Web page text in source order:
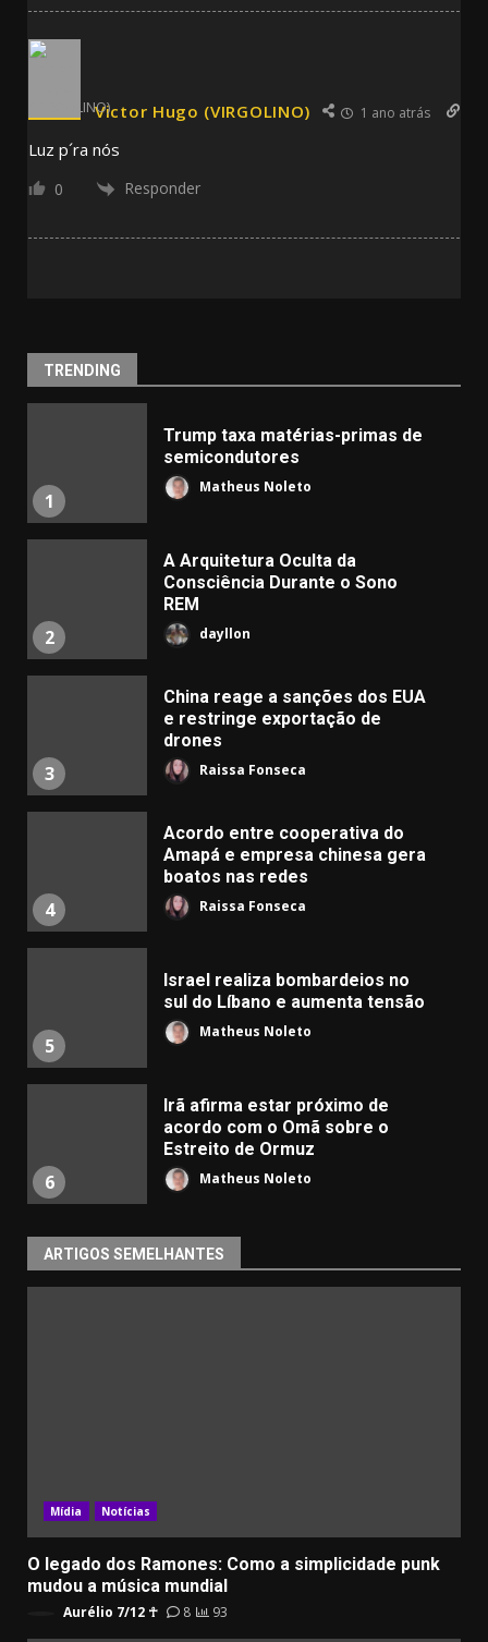
Victor Hugo (VIRGOLINO) 1 ano atrás
Luz p´ra nós
0 Responder
TRENDING
1
Trump taxa matérias-primas de
semicondutores
Matheus Noleto
2
A Arquitetura Oculta da
Consciência Durante o Sono
REM
dayllon
3
China reage a sanções dos EUA
e restringe exportação de
drones
Raissa Fonseca
4
Acordo entre cooperativa do
Amapá e empresa chinesa gera
boatos nas redes
Raissa Fonseca
5
Israel realiza bombardeios no
sul do Líbano e aumenta tensão
Matheus Noleto
6
Irã afirma estar próximo de
acordo com o Omã sobre o
Estreito de Ormuz
Matheus Noleto
ARTIGOS SEMELHANTES
Mídia Notícias
O legado dos Ramones: Como a simplicidade punk
mudou a música mundial
Aurélio 7/12 ☥ 8 93